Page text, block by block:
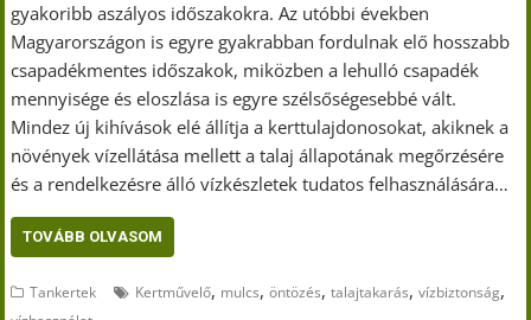
gyakoribb aszályos időszakokra. Az utóbbi években
Magyarországon is egyre gyakrabban fordulnak elő hosszabb
csapadékmentes időszakok, miközben a lehulló csapadék
mennyisége és eloszlása is egyre szélsőségesebbé vált.
Mindez új kihívások elé állítja a kerttulajdonosokat, akiknek a
növények vízellátása mellett a talaj állapotának megőrzésére
és a rendelkezésre álló vízkészletek tudatos felhasználására…
TOVÁBB OLVASOM
Tankertek Kertművelő, mulcs,öntözés,talajtakarás,vízbiztonság,